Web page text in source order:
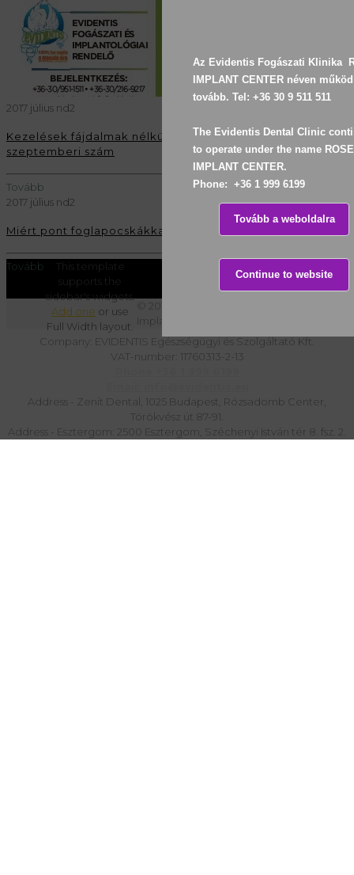
2017 július nd2
Kezelések fájdalmak nélkül – Bors Extra
szeptemberi szám
Tovább
2017 július nd2
Miért pont foglapocskákkal?
Tovább
This template
supports the
sidebar's widgets.
Add one or use
Full Width layout.
Company: EVIDENTIS Egészségügyi és Szolgáltató Kft.
VAT-number: 11760313-2-13
Address - Zenit Dental, 1025 Budapest, Rózsadomb Center,
Törökvész út 87-91.
Address - Esztergom: 2500 Esztergom, Széchenyi István tér 8. fsz. 2.
Implantológiai Rendelő
Az Evidentis Fogászati Klinika
IMPLANT CENTER néven
tovább. Tel: +36 30 9 511 511
The Evidentis Dental Clinic
to operate under the name ROSE
IMPLANT CENTER.
Phone:  +36 1 999 6199
Tovább a weboldalra
Continue to website